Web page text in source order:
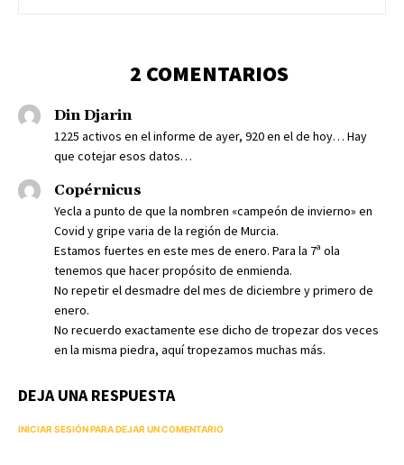
2 COMENTARIOS
Din Djarin
1225 activos en el informe de ayer, 920 en el de hoy… Hay
que cotejar esos datos…
Copérnicus
Yecla a punto de que la nombren «campeón de invierno» en
Covid y gripe varia de la región de Murcia.
Estamos fuertes en este mes de enero. Para la 7ª ola
tenemos que hacer propósito de enmienda.
No repetir el desmadre del mes de diciembre y primero de
enero.
No recuerdo exactamente ese dicho de tropezar dos veces
en la misma piedra, aquí tropezamos muchas más.
DEJA UNA RESPUESTA
INICIAR SESIÓN PARA DEJAR UN COMENTARIO